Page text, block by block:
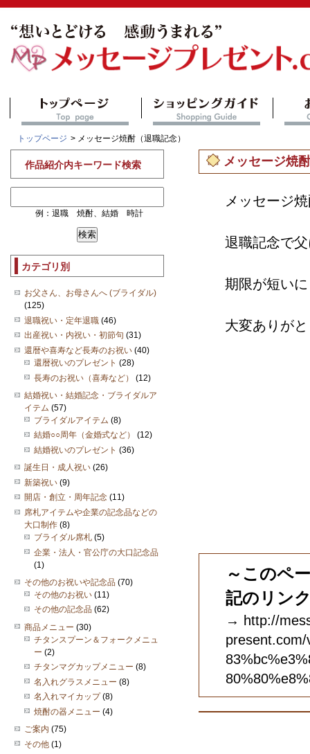
トップページ > メッセージ焼酎（退職記念）
メッセージ焼
メッセージ
退職記念で
期限が短い
大変ありが
～このペ
記のリン
→ http://
作品紹介内キーワード検索
例：退職 焼酎、結婚 時計
カテゴリ別
お父さん、お母さんへ (ブライダル)
(125)
退職祝い・定年退職 (46)
出産祝い・内祝い・初節句 (31)
還暦や喜寿など長寿のお祝い (40)
還暦祝いのプレゼント (28)
長寿のお祝い（喜寿など）
(12)
結婚祝い・結婚記念・ブライダルア
イテム (57)
ブライダルアイテム (8)
結婚○○周年（金婚式など）
(12)
結婚祝いのプレゼント (36)
誕生日・成人祝い (26)
新築祝い (9)
開店・創立・周年記念 (11)
席札アイテムや企業の記念品などの
大口制作 (8)
ブライダル席札 (5)
企業・法人・官公庁の大口記念品
(1)
その他のお祝いや記念品 (70)
その他のお祝い (11)
その他の記念品 (62)
商品メニュー (30)
チタンスプーン＆フォークメニュ
ー (2)
チタンマグカップメニュー (8)
名入れグラスメニュー (8)
名入れマイカップ(8)
焼酎の器メニュー (4)
ご案内 (75)
その他 (1)